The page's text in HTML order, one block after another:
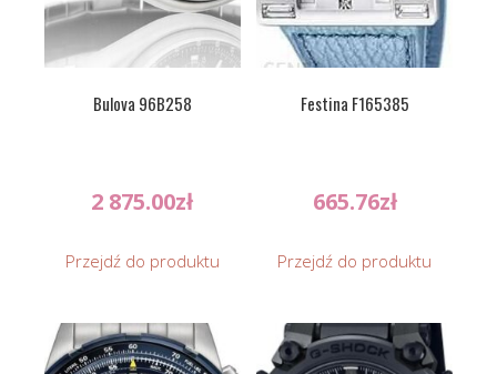
Bulova 96B258
2 875.00zł
Przejdź do produktu
Festina F165385
665.76zł
Przejdź do produktu